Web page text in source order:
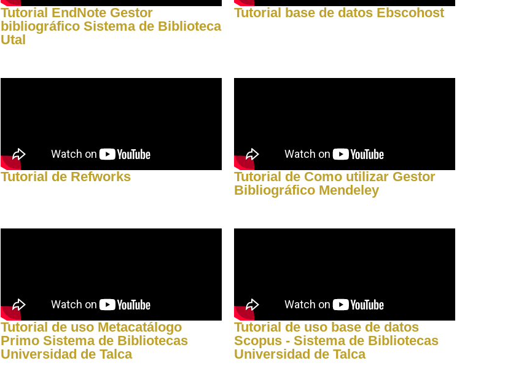
Tutorial EndNote Gestor
bibliográfico Sistema de Biblioteca
Utal
Tutorial base de datos Ebscohost
Tutorial de Refworks
Tutorial de Como utilizar Gestor
Bibliográfico Mendeley
Tutorial de uso Metacatálogo
Primo Sistema de Bibliotecas
Universidad de Talca
Tutorial de uso base de datos
Scopus - Sistema de Bibliotecas
Universidad de Talca